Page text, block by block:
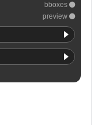
bboxes
preview